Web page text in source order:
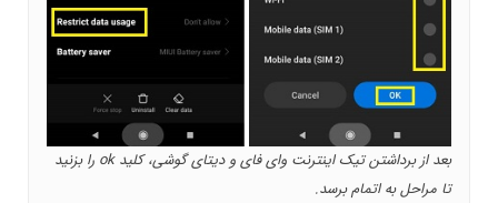
بعد از برداشتن تیک اینترنت وای فای و دیتای گوشی، کلید ok را بزنید
تا مراحل به اتمام برسد.